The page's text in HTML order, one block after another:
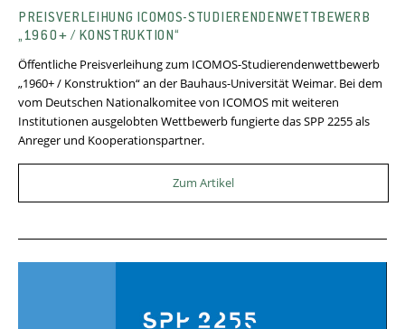
PREISVERLEIHUNG ICOMOS-STUDIERENDENWETTBEWERB
„1960+ / KONSTRUKTION“
Öffentliche Preisverleihung zum ICOMOS-Studierendenwettbewerb
„1960+ / Konstruktion“ an der Bauhaus-Universität Weimar. Bei dem
vom Deutschen Nationalkomitee von ICOMOS mit weiteren
Institutionen ausgelobten Wettbewerb fungierte das SPP 2255 als
Anreger und Kooperationspartner.
Zum Artikel